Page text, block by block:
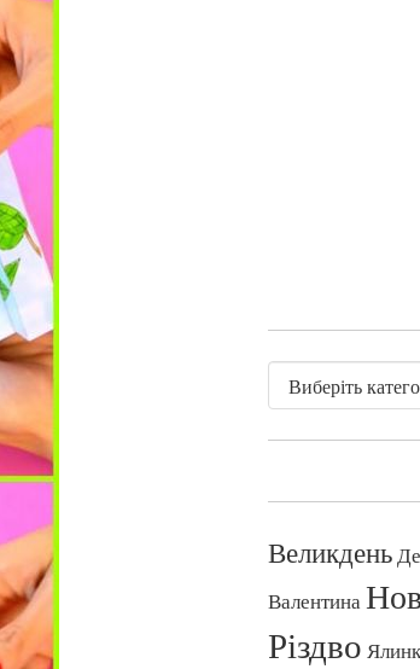
Великдень
Валентина
Різдво